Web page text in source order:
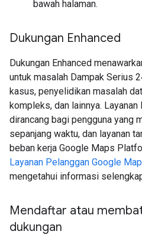
bawah halaman.
Dukungan Enhanced
Dukungan Enhanced
untuk masalah Dampak Serius
kasus, penyelidikan masalah
kompleks, dan lainnya. Layanan
dirancang bagi pengguna yang
sepanjang waktu, dan layanan
beban kerja Google Maps
Layanan Pelanggan Google
mengetahui informasi
Mendaftar atau
dukungan